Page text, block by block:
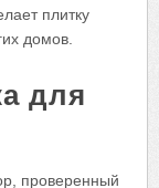
плитку
домов.
для
проверенный